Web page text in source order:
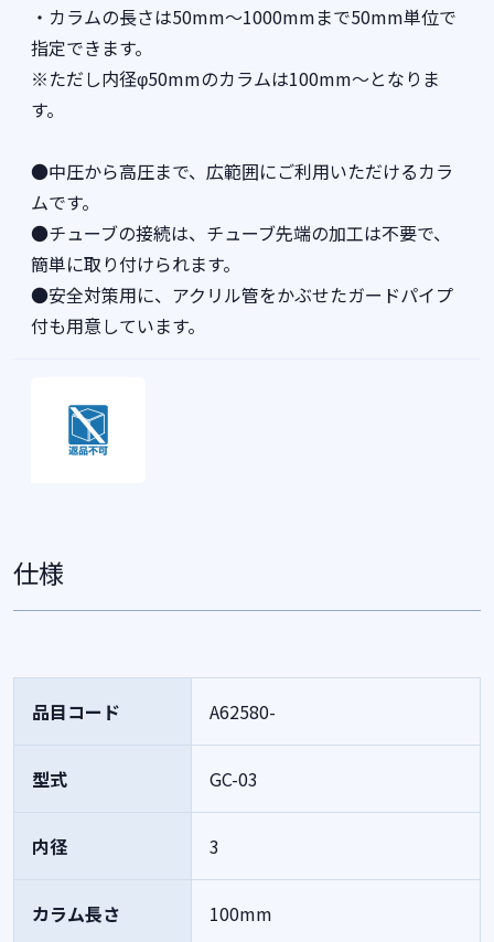
・カラムの長さは50mm～1000mmまで50mm単位で
指定できます。
※ただし内径φ50mmのカラムは100mm～となりま
す。
●中圧から高圧まで、広範囲にご利用いただけるカラ
ムです。
●チューブの接続は、チューブ先端の加工は不要で、
簡単に取り付けられます。
●安全対策用に、アクリル管をかぶせたガードパイプ
付も用意しています。
仕様
品目コード A62580-
型式 GC-03
内径 3
カラム長さ 100mm